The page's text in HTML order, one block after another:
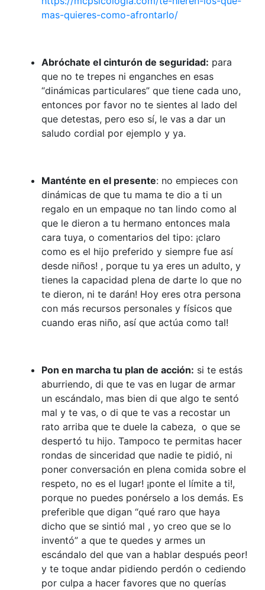
mas-quieres-como-afrontarlo/
Abróchate el cinturón de seguridad: para
que no te trepes ni enganches en esas
“dinámicas particulares” que tiene cada uno,
entonces por favor no te sientes al lado del
que detestas, pero eso sí, le vas a dar un
saludo cordial por ejemplo y ya.
Manténte en el presente: no empieces con
dinámicas de que tu mama te dio a ti un
regalo en un empaque no tan lindo como al
que le dieron a tu hermano entonces mala
cara tuya, o comentarios del tipo: ¡claro
como es el hijo preferido y siempre fue así
desde niños! , porque tu ya eres un adulto, y
tienes la capacidad plena de darte lo que no
te dieron, ni te darán! Hoy eres otra persona
con más recursos personales y físicos que
cuando eras niño, así que actúa como tal!
Pon en marcha tu plan de acción: si te estás
aburriendo, di que te vas en lugar de armar
un escándalo, mas bien di que algo te sentó
mal y te vas, o di que te vas a recostar un
rato arriba que te duele la cabeza, o que se
despertó tu hijo. Tampoco te permitas hacer
rondas de sinceridad que nadie te pidió, ni
poner conversación en plena comida sobre el
respeto, no es el lugar! ¡ponte el límite a ti!,
porque no puedes ponérselo a los demás. Es
preferible que digan “qué raro que haya
dicho que se sintió mal , yo creo que se lo
inventó” a que te quedes y armes un
escándalo del que van a hablar después peor!
y te toque andar pidiendo perdón o cediendo
por culpa a hacer favores que no querías